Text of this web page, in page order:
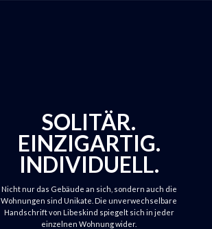
SOLITÄR.
EINZIGARTIG.
INDIVIDUELL.
Nicht nur das Gebäude an sich, sondern auch die
Wohnungen sind Unikate. Die unverwechselbare
Handschrift von Libeskind spiegelt sich in jeder
einzelnen Wohnung wider.